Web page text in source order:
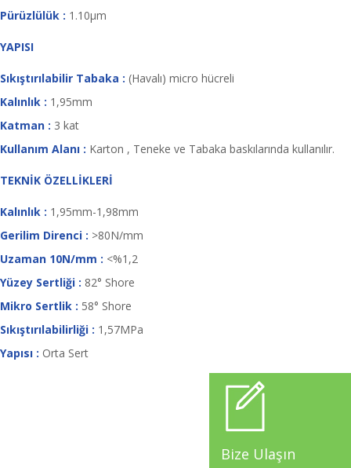
Pürüzlülük : 1.10µm
YAPISI
Sıkıştırılabilir Tabaka : (Havalı) micro hücreli
Kalınlık : 1,95mm
Katman : 3 kat
Kullanım Alanı : Karton , Teneke ve Tabaka baskılarında kullanılır.
TEKNİK ÖZELLİKLERİ
Kalınlık : 1,95mm-1,98mm
Gerilim Direnci : >80N/mm
Uzaman 10N/mm : <%1,2
Yüzey Sertliği : 82° Shore
Mikro Sertlik : 58° Shore
Sıkıştırılabilirliği : 1,57MPa
Yapısı : Orta Sert
Bize Ulaşın